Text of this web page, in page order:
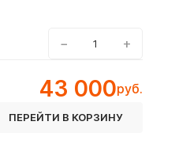
− +
43 000руб.
ПЕРЕЙТИ В КОРЗИНУ